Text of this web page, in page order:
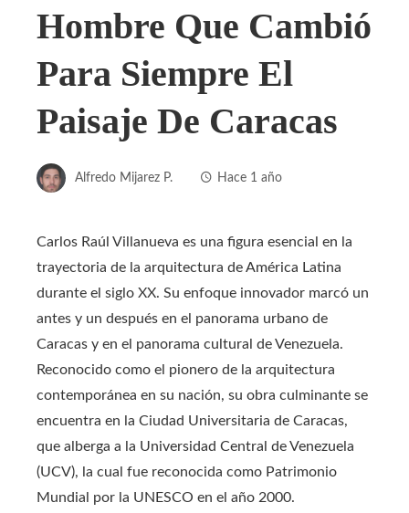
Hombre Que Cambió
Para Siempre El
Paisaje De Caracas
Alfredo Mijarez P. Hace 1 año
Carlos Raúl Villanueva es una figura esencial en la
trayectoria de la arquitectura de América Latina
durante el siglo XX. Su enfoque innovador marcó un
antes y un después en el panorama urbano de
Caracas y en el panorama cultural de Venezuela.
Reconocido como el pionero de la arquitectura
contemporánea en su nación, su obra culminante se
encuentra en la Ciudad Universitaria de Caracas,
que alberga a la Universidad Central de Venezuela
(UCV), la cual fue reconocida como Patrimonio
Mundial por la UNESCO en el año 2000.